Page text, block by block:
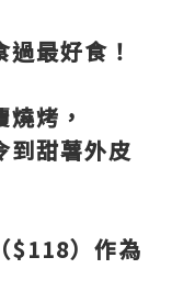
最好食！
烤，
到甜薯外皮
$118）作為